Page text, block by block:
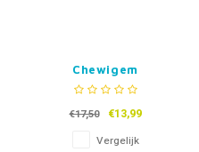
Chewigem
Kauwarmband Bubba
€17,50 €13,99
Vergelijk